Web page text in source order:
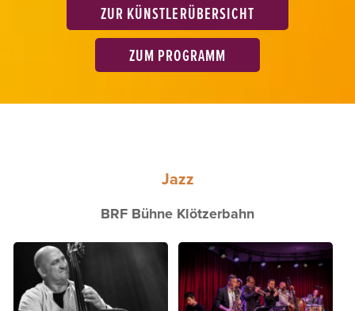
ZUR KÜNSTLERÜBERSICHT
ZUM PROGRAMM
Jazz
BRF Bühne Klötzerbahn